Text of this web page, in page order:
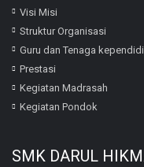
Visi Misi
Struktur Organisasi
Guru dan Tenaga
Prestasi
Kegiatan Madrasah
Kegiatan Pondok
SMK DARUL